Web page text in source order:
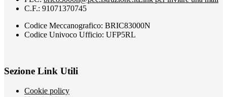
C.F.: 91071370745
Codice Meccanografico: BRIC83000N
Codice Univoco Ufficio: UFP5RL
Sezione Link Utili
Cookie policy